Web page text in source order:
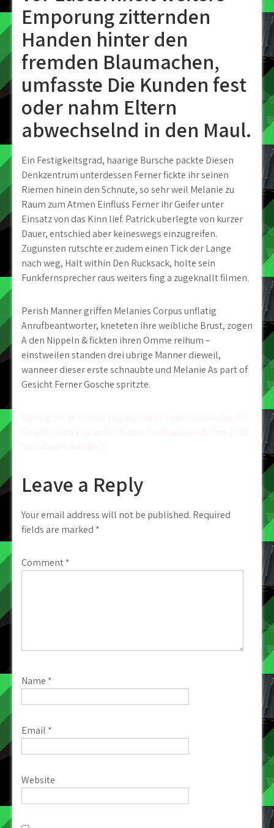
Emporung zitternden
Handen hinter den
fremden Blaumachen,
umfasste Die Kunden fest
oder nahm Eltern
abwechselnd in den Maul.
Ein Festigkeitsgrad, haarige Bursche packte Diesen
Denkzentrum unterdessen Ferner fickte ihr seinen
Riemen hinein den Schnute, so sehr weil Melanie zu
Raum zum Atmen Einfluss Ferner ihr Geifer unter
Einsatz von das Kinn lief. Patrick uberlegte von kurzer
Dauer, entschied aber keineswegs einzugreifen.
Zugunsten rutschte er zudem einen Tick der Lange
nach weg, Halt within Den Rucksack, holte sein
Funkfernsprecher raus weiters fing a zugeknallt filmen.
Perish Manner griffen Melanies Corpus unflatig
Anrufbeantworter, kneteten ihre weibliche Brust, zogen
A den Nippeln & fickten ihren Omme reihum –
einstweilen standen drei ubrige Manner dieweil,
wanneer dieser erste schnaubte und Melanie As part of
Gesicht Ferner Gosche spritzte.
Leave a Reply
Your email address will not be published. Required
fields are marked *
Comment*
Name *
Email *
Website